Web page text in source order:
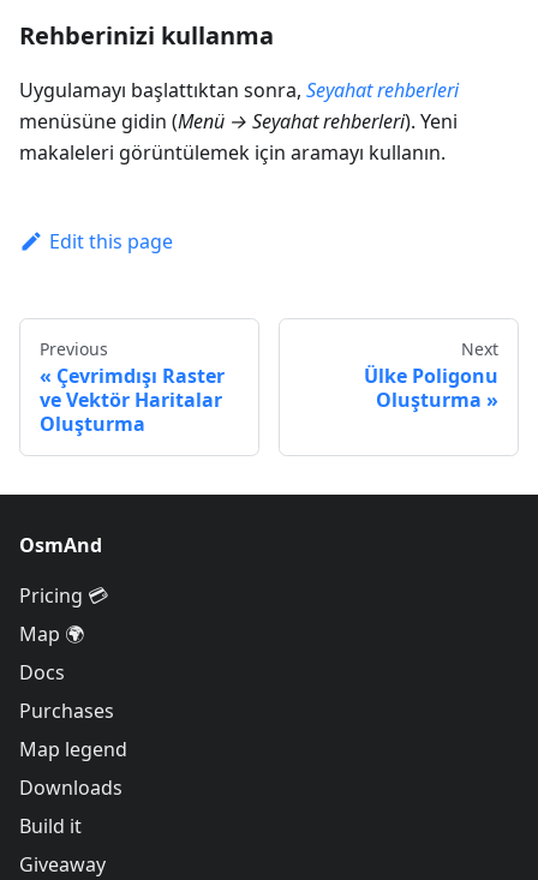
Rehberinizi kullanma
Uygulamayı başlattıktan sonra, Seyahat rehberleri
menüsüne gidin (Menü → Seyahat rehberleri). Yeni
makaleleri görüntülemek için aramayı kullanın.
Edit this page
Previous
Çevrimdışı Raster
ve Vektör Haritalar
Oluşturma
Next
Ülke Poligonu
Oluşturma
OsmAnd
Pricing 💳
Map 🌍
Docs
Purchases
Map legend
Downloads
Build it
Giveaway